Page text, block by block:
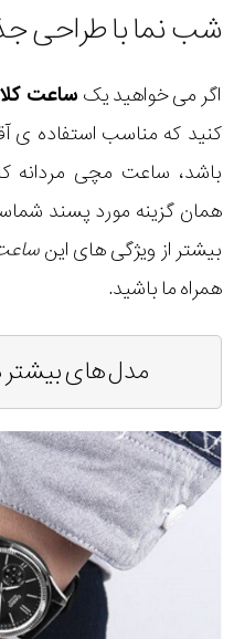
شب نما با طراحی
اگر می خواهید یک ساعت
کنید که مناسب استفاده
همان گزینه مورد پسند
بیشتر از ویژگی های این
همراه ما باشید.
مدل های بیشتر